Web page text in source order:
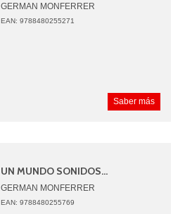
GERMAN MONFERRER
JUAN ANGEL PICAZO
EAN: 9788480255271
Saber más
UN MUNDO SONIDOS...
GERMAN MONFERRER
JUAN ANGEL PICAZO
EAN: 9788480255769